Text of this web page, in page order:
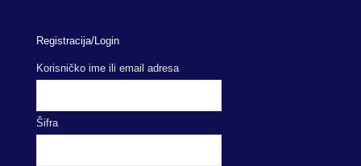
Registracija/Login
Korisničko ime ili email adresa
Šifra